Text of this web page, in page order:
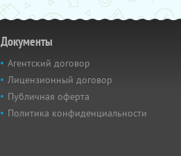
Документы
Агентский договор
Лицензионный договор
Публичная оферта
Политика конфиденциальности